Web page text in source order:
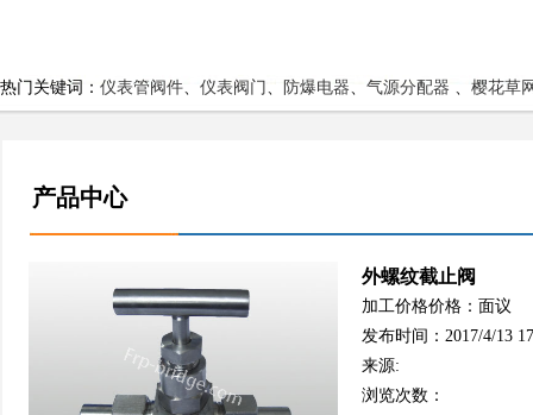
热门关键词： 仪表管阀件、 仪表阀门 、 防爆电器、 气源分配器 、 樱花草
产品中心
外螺纹截止阀
加工价格价格：面议
发布时间：2017/4/13
来源:
浏览次数：